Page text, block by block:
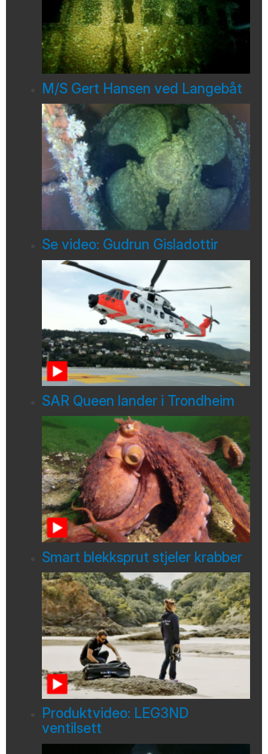
M/S Gert Hansen ved Langebåt
Se video: Gudrun Gisladottir
SAR Queen lander i Trondheim
Smart blekksprut stjeler krabber
Produktvideo: LEG3ND
ventilsett